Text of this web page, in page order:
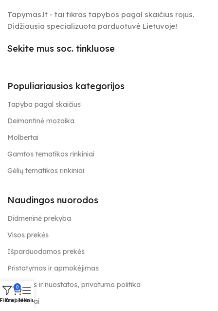
Tapymas.lt - tai tikras tapybos pagal skaičius rojus.
Didžiausia specializuota parduotuvė Lietuvoje!
Sekite mus soc. tinkluose
Populiariausios kategorijos
Tapyba pagal skaičius
Deimantinė mozaika
Molbertai
Gamtos tematikos rinkiniai
Gėlių tematikos rinkiniai
Naudingos nuorodos
Didmeninė prekyba
Visos prekės
Išparduodamos prekės
Pristatymas ir apmokėjimas
Taisyklės ir nuostatos, privatumo politika
Kontaktai
0
Krepšelis
Meniu